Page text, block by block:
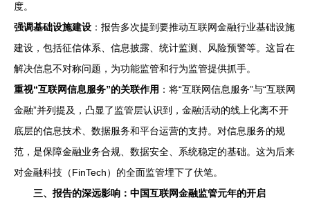
度。
强调基础设施建设 ：报告多次提到要推动互联网金融行业基础设施
建设，包括征信体系、信息披露、统计监测、风险预警等。这旨在
解决信息不对称问题，为功能监管和行为监管提供抓手。
重视“互联网信息服务”的关联作用 ：将“互联网信息服务”与“互联网
金融”并列提及，凸显了监管层认识到，金融活动的线上化离不开
底层的信息技术、数据服务和平台运营的支持。对信息服务的规
范，是保障金融业务合规、数据安全、系统稳定的基础。这为后来
对金融科技（FinTech）的全面监管埋下了伏笔。
三、报告的深远影响：中国互联网金融监管元年的开启